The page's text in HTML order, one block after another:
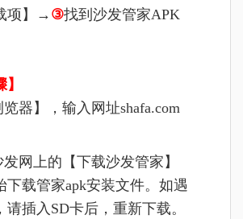
项】→ ③找到沙发管家APK
器】，输入网址shafa.com
网上的【下载沙发管家】
下载管家apk安装文件。如遇
请插入SD卡后，重新下载。